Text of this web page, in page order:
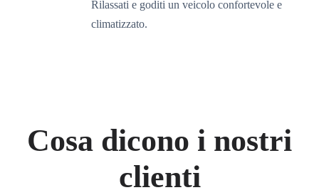
Rilassati e goditi un veicolo confortevole e
climatizzato.
Cosa dicono i nostri
clienti